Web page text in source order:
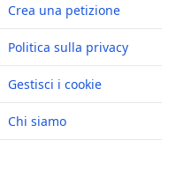
Crea una petizione
Politica sulla privacy
Gestisci i cookie
Chi siamo